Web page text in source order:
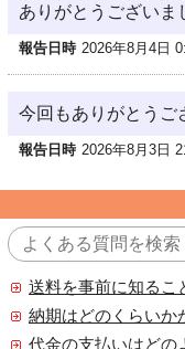
ありがとうございま
報告日時 2026年8月4日
今回もありがとうご
報告日時 2026年8月3日
送料を事前に知るこ
納期はどのくらいか